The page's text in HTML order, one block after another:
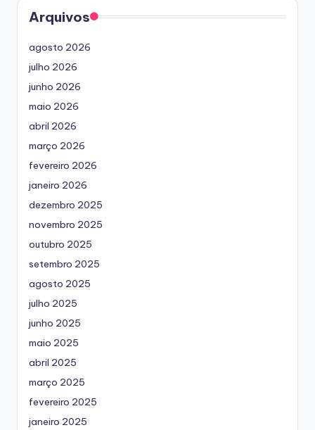
Arquivos
agosto 2026
julho 2026
junho 2026
maio 2026
abril 2026
março 2026
fevereiro 2026
janeiro 2026
dezembro 2025
novembro 2025
outubro 2025
setembro 2025
agosto 2025
julho 2025
junho 2025
maio 2025
abril 2025
março 2025
fevereiro 2025
janeiro 2025